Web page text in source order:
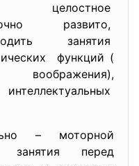
развито,
занятия
функций (
интеллектуальных
– моторной
занятия перед